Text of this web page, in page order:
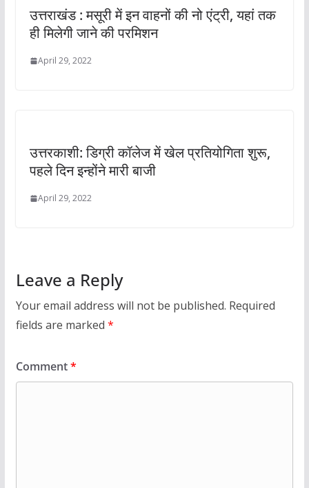
उत्तराखंड : मसूरी में इन वाहनों की नो एंट्री, यहां तक
ही मिलेगी जाने की परमिशन
April 29, 2022
उत्तरकाशी: डिग्री कॉलेज में खेल प्रतियोगिता शुरू,
पहले दिन इन्होंने मारी बाजी
April 29, 2022
Leave a Reply
Your email address will not be published. Required
fields are marked *
Comment*